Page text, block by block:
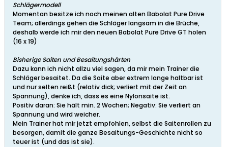
Schlägermodell
Momentan besitze ich noch meinen alten Babolat Pure Drive
Team; allerdings gehen die Schläger langsam in die Brüche,
deshalb werde ich mir den neuen Babolat Pure Drive GT holen
(16 x 19)
Bisherige Saiten und Besaitungshärten
Dazu kann ich nicht allzu viel sagen, da mir mein Trainer die
Schläger besaitet. Da die Saite aber extrem lange haltbar ist
und nur selten reißt (relativ dick; verliert mit der Zeit an
Spannung), denke ich, dass es eine Nylonsaite ist.
Positiv daran: Sie hält min. 2 Wochen; Negativ: Sie verliert an
Spannung und wird weicher.
Mein Trainer hat mir jetzt empfohlen, selbst die Saitenrollen zu
besorgen, damit die ganze Besaitungs-Geschichte nicht so
teuer ist (und das ist sie).